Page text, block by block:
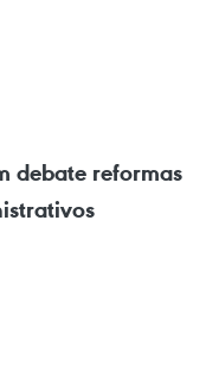
debate reformas